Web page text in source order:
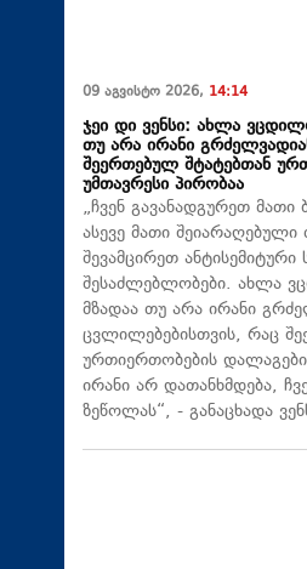
09 აგვისტო 2026, 14:14
ჯეი დი ვენსი: ახლა
თუ არა ირანი
შეერთებულ შტატებთან
უმთავრესი პირობაა
„ჩვენ გავანადგურეთ
ასევე მათი
შევამცირეთ
შესაძლებლობები. ახლა
მზადაა თუ არა ირანი
ცვლილებებისთვის, რაც
ურთიერთობების
ირანი არ დათანხმდება,
ზეწოლას“, - განაცხადა